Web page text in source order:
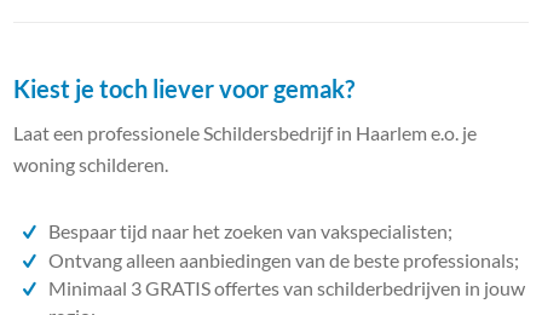
Kiest je toch liever voor gemak?
Laat een professionele Schildersbedrijf in Haarlem e.o. je
woning schilderen.
Bespaar tijd naar het zoeken van vakspecialisten;
Ontvang alleen aanbiedingen van de beste professionals;
Minimaal 3 GRATIS offertes van schilderbedrijven in jouw